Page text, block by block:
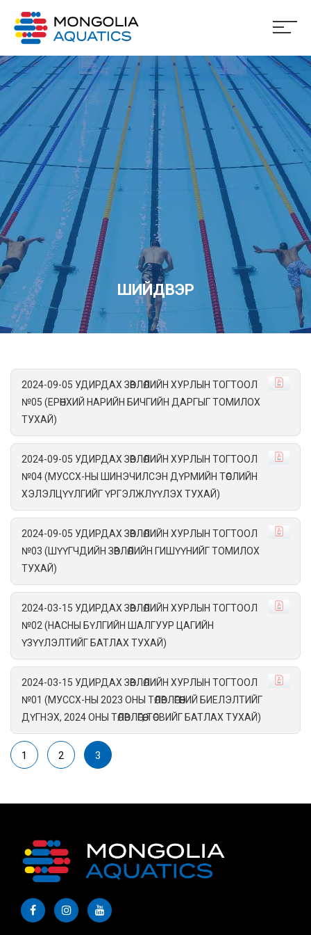
ШИЙДВЭР
2024-09-05 УДИРДАХ ЗӨВЛӨЛИЙН ХУРЛЫН ТОГТООЛ
№05 (ЕРӨНХИЙ НАРИЙН БИЧГИЙН ДАРГЫГ ТОМИЛОХ
ТУХАЙ)
2024-09-05 УДИРДАХ ЗӨВЛӨЛИЙН ХУРЛЫН ТОГТООЛ
№04 (МУССХ-НЫ ШИНЭЧИЛСЭН ДҮРМИЙН ТӨСЛИЙН
ХЭЛЭЛЦҮҮЛГИЙГ ҮРГЭЛЖЛҮҮЛЭХ ТУХАЙ)
2024-09-05 УДИРДАХ ЗӨВЛӨЛИЙН ХУРЛЫН ТОГТООЛ
№03 (ШҮҮГЧДИЙН ЗӨВЛӨЛИЙН ГИШҮҮНИЙГ ТОМИЛОХ
ТУХАЙ)
2024-03-15 УДИРДАХ ЗӨВЛӨЛИЙН ХУРЛЫН ТОГТООЛ
№02 (НАСНЫ БҮЛГИЙН ШАЛГУУР ЦАГИЙН
ҮЗҮҮЛЭЛТИЙГ БАТЛАХ ТУХАЙ)
2024-03-15 УДИРДАХ ЗӨВЛӨЛИЙН ХУРЛЫН ТОГТООЛ
№01 (МУССХ-НЫ 2023 ОНЫ ТӨЛӨВЛӨГӨӨНИЙ БИЕЛЭЛТИЙГ
ДҮГНЭХ, 2024 ОНЫ ТӨЛӨВЛӨГӨӨ, ТӨСВИЙГ БАТЛАХ ТУХАЙ)
1 2 3